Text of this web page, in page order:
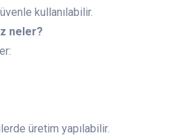
kullanılabilir.
neler?
üretim yapılabilir.